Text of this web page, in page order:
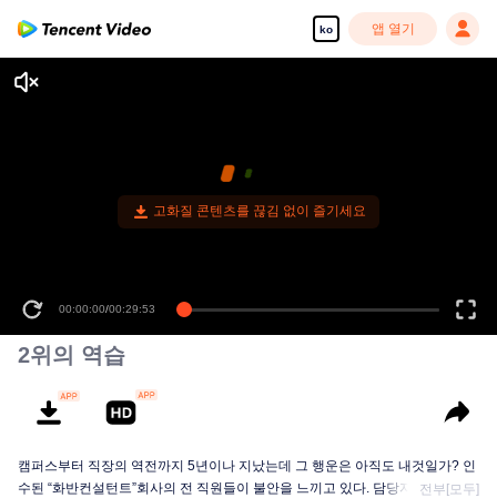
ko 앱 열기
고화질 콘텐츠를 끊김 없이 즐기세요
00:00:00/00:29:53
2위의 역습
캠퍼스부터 직장의 역전까지 5년이나 지났는데 그 행운은 아직도 내것일가? 인
수된 “화반컨설턴트”회사의 전 직원들이 불안을 느끼고 있다. 담당자가 큰 인사
전부[모두]